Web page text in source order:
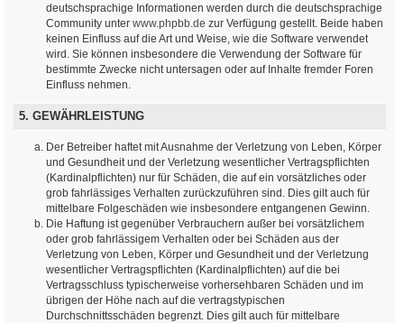
deutschsprachige Informationen werden durch die deutschsprachige
Community unter www.phpbb.de zur Verfügung gestellt. Beide haben
keinen Einfluss auf die Art und Weise, wie die Software verwendet
wird. Sie können insbesondere die Verwendung der Software für
bestimmte Zwecke nicht untersagen oder auf Inhalte fremder Foren
Einfluss nehmen.
5. GEWÄHRLEISTUNG
Der Betreiber haftet mit Ausnahme der Verletzung von Leben, Körper
und Gesundheit und der Verletzung wesentlicher Vertragspflichten
(Kardinalpflichten) nur für Schäden, die auf ein vorsätzliches oder
grob fahrlässiges Verhalten zurückzuführen sind. Dies gilt auch für
mittelbare Folgeschäden wie insbesondere entgangenen Gewinn.
Die Haftung ist gegenüber Verbrauchern außer bei vorsätzlichem
oder grob fahrlässigem Verhalten oder bei Schäden aus der
Verletzung von Leben, Körper und Gesundheit und der Verletzung
wesentlicher Vertragspflichten (Kardinalpflichten) auf die bei
Vertragsschluss typischerweise vorhersehbaren Schäden und im
übrigen der Höhe nach auf die vertragstypischen
Durchschnittsschäden begrenzt. Dies gilt auch für mittelbare